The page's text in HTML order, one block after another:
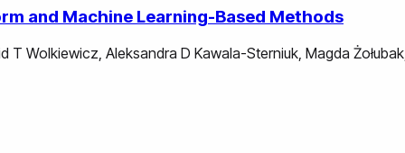
and Machine Learning-Based Methods
T Wolkiewicz Aleksandra D Kawala-Sterniuk Magda Żołubak